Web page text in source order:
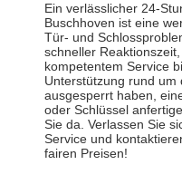
Ein verlässlicher 24-
Buschhoven ist eine
Tür- und
schneller
kompetentem Service
Unterstützung rund um
ausgesperrt haben,
oder Schlüssel
Sie da. Verlassen Sie
Service und
fairen Preisen!